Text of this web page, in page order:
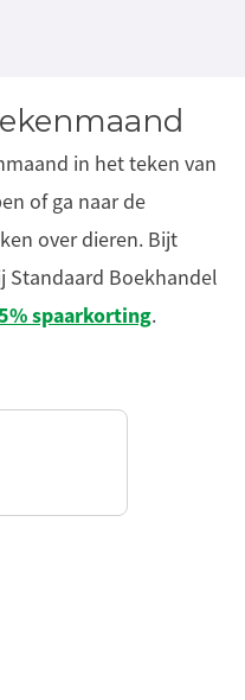
in het teken van
of ga naar de
over dieren. Bijt
Standaard Boekhandel
spaarkorting.